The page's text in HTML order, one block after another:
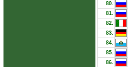
80.
81.
82.
83.
84.
85.
86.